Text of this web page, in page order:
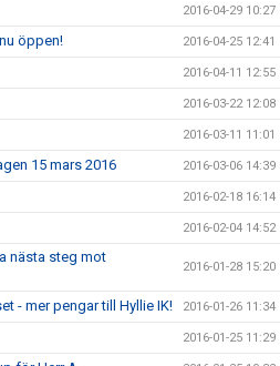
2016-04-29 10:27
öppen! 2016-04-25 12:41
2016-04-11 12:55
2016-03-22 12:08
2016-03-11 11:01
15 mars 2016 2016-03-06 14:39
2016-02-18 16:14
2016-02-04 14:52
nästa steg mot
2016-01-28 15:20
- mer pengar till Hyllie IK! 2016-01-26 11:34
2016-01-25 11:29